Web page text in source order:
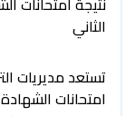
الثاني
تستعد مديريات